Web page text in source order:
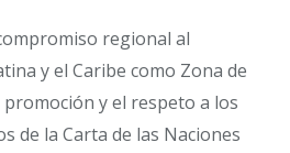
regional al
y el Caribe como Zona de
y el respeto a los
de la Carta de las Naciones